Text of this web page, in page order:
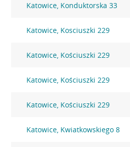
Katowice, Konduktorska 33
Katowice, Kosciuszki 229
Katowice, Kościuszki 229
Katowice, Kościuszki 229
Katowice, Kościuszki 229
Katowice, Kwiatkowskiego 8